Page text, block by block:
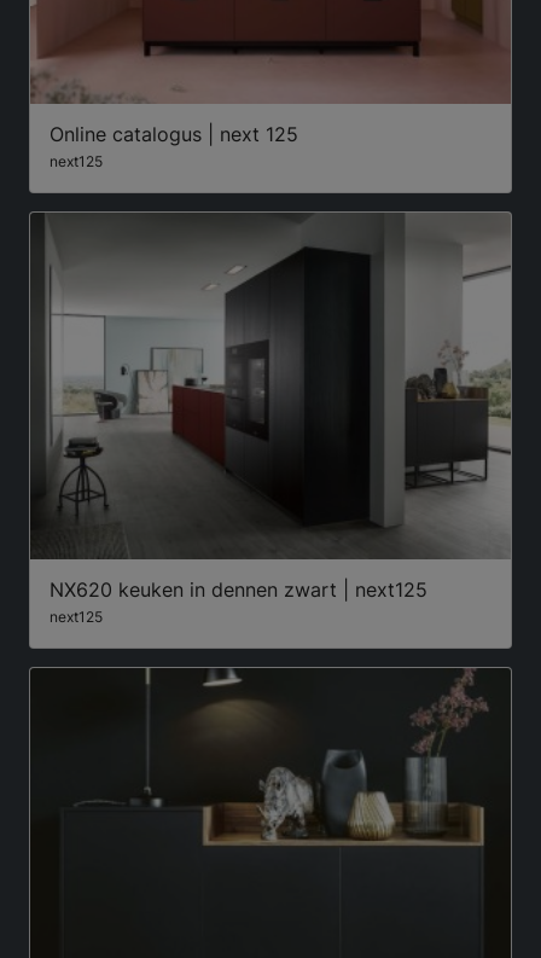
Online catalogus | next 125
next125
NX620 keuken in dennen zwart | next125
next125